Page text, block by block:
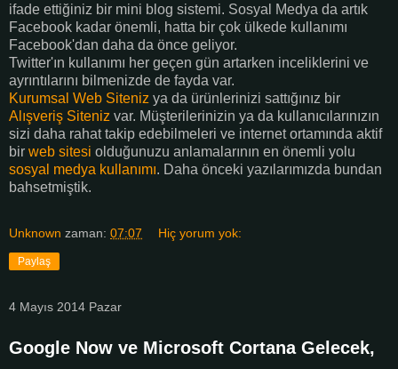
ifade ettiğiniz bir mini blog sistemi. Sosyal Medya da artık
Facebook kadar önemli, hatta bir çok ülkede kullanımı
Facebook'dan daha da önce geliyor.
Twitter'ın kullanımı her geçen gün artarken inceliklerini ve
ayrıntılarını bilmenizde de fayda var.
Kurumsal Web Siteniz ya da ürünlerinizi sattığınız bir
Alışveriş Siteniz var. Müşterilerinizin ya da kullanıcılarınızın
sizi daha rahat takip edebilmeleri ve internet ortamında aktif
bir web sitesi olduğunuzu anlamalarının en önemli yolu
sosyal medya kullanımı. Daha önceki yazılarımızda bundan
bahsetmiştik.
Unknown zaman: 07:07 Hiç yorum yok:
Paylaş
4 Mayıs 2014 Pazar
Google Now ve Microsoft Cortana Gelecek,